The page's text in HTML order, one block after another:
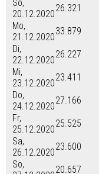
So,
20.12.2020
26.321
Mo,
21.12.2020
33.879
Di,
22.12.2020
26.227
Mi,
23.12.2020
23.411
Do,
24.12.2020
27.166
Fr,
25.12.2020
25.525
Sa,
26.12.2020
23.600
So,
20.657